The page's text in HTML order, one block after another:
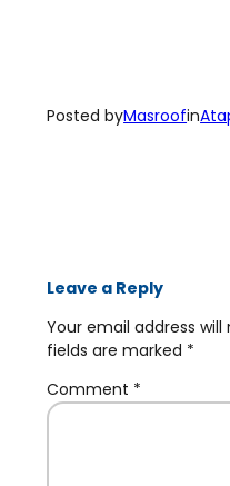
Posted byMasroofin
Leave a Reply
Your email address
fields are marked *
Comment *